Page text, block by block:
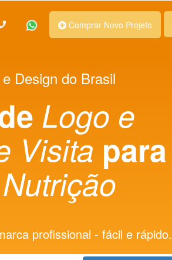
Comprar Novo Projeto
Design do Brasil
Logo e
Visita para
profissional - fácil e rápido.